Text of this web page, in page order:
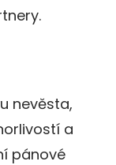
nevěsta,
a
pánové